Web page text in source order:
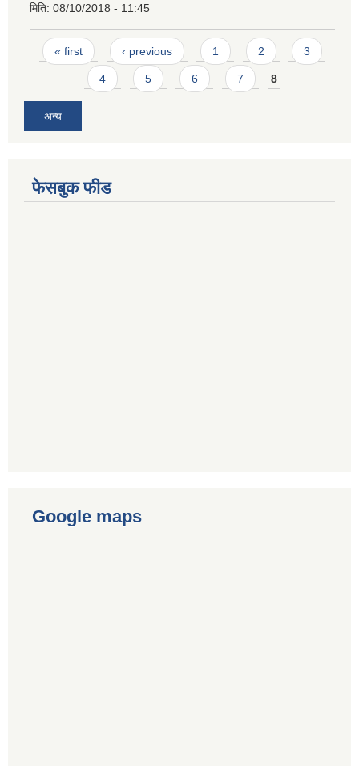
मिति: 08/10/2018 - 11:45
Pages
« first ‹ previous 1 2 3
4 5 6 7 8
अन्य
फेसबुक फीड
Google maps